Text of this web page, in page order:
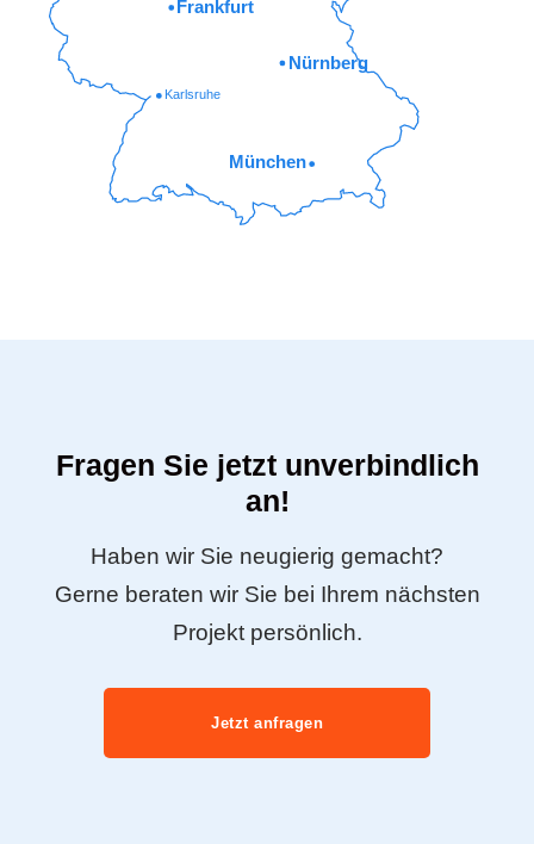
Karlsruhe
München
Nürnberg
Frankfurt
Fragen Sie jetzt unverbindlich
an!
Haben wir Sie neugierig gemacht?
Gerne beraten wir Sie bei Ihrem nächsten
Projekt persönlich.
Jetzt anfragen